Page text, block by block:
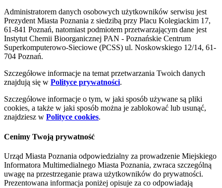
Administratorem danych osobowych użytkowników serwisu jest
Prezydent Miasta Poznania z siedzibą przy Placu Kolegiackim 17,
61-841 Poznań, natomiast podmiotem przetwarzającym dane jest
Instytut Chemii Bioorganicznej PAN - Poznańskie Centrum
Superkomputerowo-Sieciowe (PCSS) ul. Noskowskiego 12/14, 61-
704 Poznań.
Szczegółowe informacje na temat przetwarzania Twoich danych
znajdują się w Polityce prywatności.
Szczegółowe informacje o tym, w jaki sposób używane są pliki
cookies, a także w jaki sposób można je zablokować lub usunąć,
znajdziesz w Polityce cookies.
Cenimy Twoją prywatność
Urząd Miasta Poznania odpowiedzialny za prowadzenie Miejskiego
Informatora Multimedialnego Miasta Poznania, zwraca szczególną
uwagę na przestrzeganie prawa użytkowników do prywatności.
Prezentowana informacja poniżej opisuje za co odpowiadają